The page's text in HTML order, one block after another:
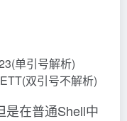
单引号解析)
双引号不解析)
是在普通Shell中